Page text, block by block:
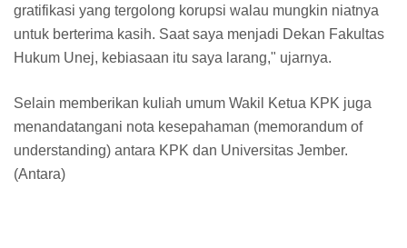
gratifikasi yang tergolong korupsi walau mungkin niatnya
untuk berterima kasih. Saat saya menjadi Dekan Fakultas
Hukum Unej, kebiasaan itu saya larang," ujarnya.
Selain memberikan kuliah umum Wakil Ketua KPK juga
menandatangani nota kesepahaman (memorandum of
understanding) antara KPK dan Universitas Jember.
(Antara)